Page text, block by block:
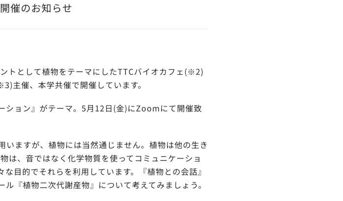
催のお知らせ
トとして植物をテーマにしたTTCバイオカフェ(※2)
主催、本学共催で開催しています。
ション』がテーマ。5月12日(金)にZoomにて開催致
ますが、植物には当然通じません。植物は他の生き
は、音ではなく化学物質を使ってコミュニケーショ
目的でそれらを利用しています。『植物との会話』
『植物二次代謝産物』について考えてみましょう。